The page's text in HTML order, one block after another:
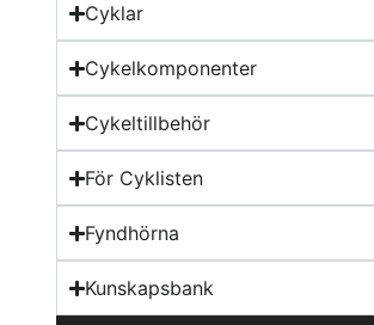
Cyklar
Cykelkomponenter
Cykeltillbehör
För Cyklisten
Fyndhörna
Kunskapsbank